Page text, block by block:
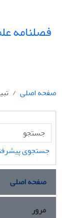
فصلنامه
صفحه اصلی
جستجوی
صفحه اصلی
مرور